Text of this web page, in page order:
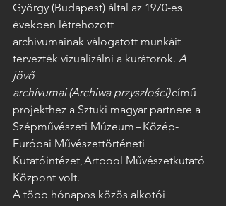
György (Budapest) által az 1970-es
években létrehozott
archívumainak válogatott munkáit
tervezték vizualizálni a kurátorok. A
jövő
archívumai (Archiwa przyszłości) című
projekthez a Sztuki magyar partnere a
Szépművészeti Múzeum – Közép-
Európai Művészettörténeti
Kutatóintézet, Artpool Művészetkutató
Központ volt.
A több hónapos közös alkotói